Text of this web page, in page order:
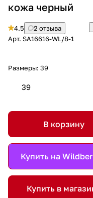
кожа черный
4.5
2 отзыва
Арт. SA16616-WL/8-1
Размеры: 39
39
В корзину
Купить на
Купить в